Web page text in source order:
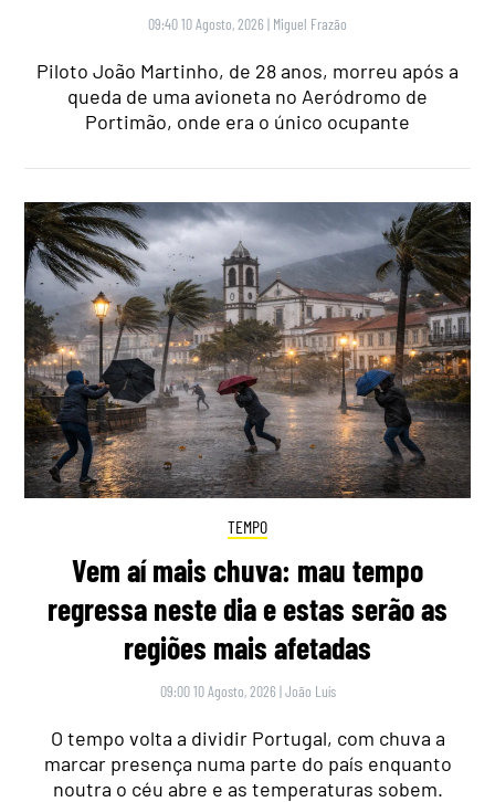
09:40 10 Agosto, 2026 | Miguel Frazão
Piloto João Martinho, de 28 anos, morreu após a
queda de uma avioneta no Aeródromo de
Portimão, onde era o único ocupante
TEMPO
Vem aí mais chuva: mau tempo
regressa neste dia e estas serão as
regiões mais afetadas
09:00 10 Agosto, 2026 |João Luís
O tempo volta a dividir Portugal, com chuva a
marcar presença numa parte do país enquanto
noutra o céu abre e as temperaturas sobem.